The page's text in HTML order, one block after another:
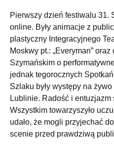
Pierwszy dzień festiwalu 31.
online. Były animacje z
plastyczny Integracyjnego
Moskwy pt.: „Everyman”
Szymańskim o
jednak tegorocznych
Szlaku były występy na
Lublinie. Radość i entuzjazm
Wszystkim towarzyszyło
udało, że mogli przyjechać
scenie przed prawdziwą